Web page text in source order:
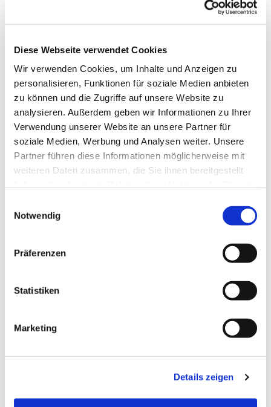
Diese Webseite verwendet Cookies
Wir verwenden Cookies, um Inhalte und Anzeigen zu
personalisieren, Funktionen für soziale Medien anbieten
zu können und die Zugriffe auf unsere Website zu
analysieren. Außerdem geben wir Informationen zu Ihrer
Verwendung unserer Website an unsere Partner für
soziale Medien, Werbung und Analysen weiter. Unsere
Partner führen diese Informationen möglicherweise mit
weiteren Daten zusammen, die Sie ihnen bereitgestellt
Notwendig
Präferenzen
Statistiken
Marketing
Details zeigen